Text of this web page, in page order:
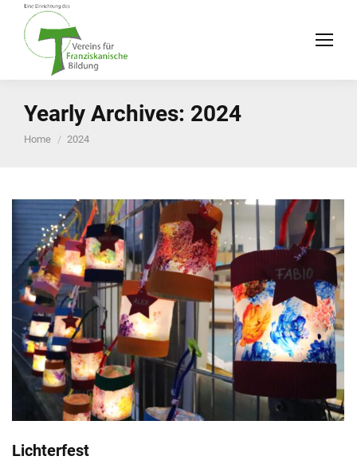
Yearly Archives: 2024
You are here:
Home 2024
Lichterfest